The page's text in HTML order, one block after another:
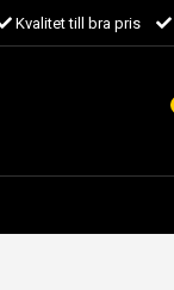
Kvalitet till bra pris